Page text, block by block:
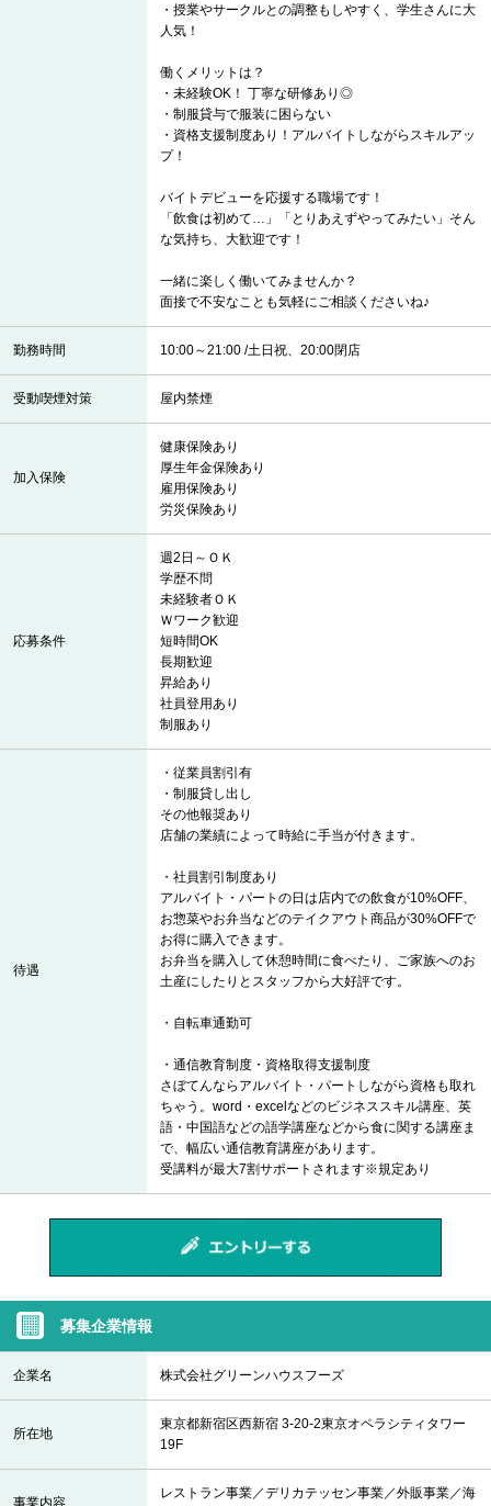
・授業やサークルとの調整もしやすく、学生さんに大
人気！
働くメリットは？
・未経験OK！ 丁寧な研修あり◎
・制服貸与で服装に困らない
・資格支援制度あり！アルバイトしながらスキルアッ
プ！
バイトデビューを応援する職場です！
「飲食は初めて…」「とりあえずやってみたい」そん
な気持ち、大歓迎です！
一緒に楽しく働いてみませんか？
面接で不安なことも気軽にご相談くださいね♪
勤務時間 10:00～21:00 /土日祝、20:00閉店
受動喫煙対策 屋内禁煙
加入保険
健康保険あり
厚生年金保険あり
雇用保険あり
労災保険あり
応募条件
週2日～ＯＫ
学歴不問
未経験者ＯＫ
Ｗワーク歓迎
短時間OK
長期歓迎
昇給あり
社員登用あり
制服あり
待遇
・従業員割引有
・制服貸し出し
その他報奨あり
店舗の業績によって時給に手当が付きます。
・社員割引制度あり
アルバイト・パートの日は店内での飲食が10%OFF、
お惣菜やお弁当などのテイクアウト商品が30%OFFで
お得に購入できます。
お弁当を購入して休憩時間に食べたり、ご家族へのお
土産にしたりとスタッフから大好評です。
・自転車通勤可
・通信教育制度・資格取得支援制度
さぼてんならアルバイト・パートしながら資格も取れ
ちゃう。word・excelなどのビジネススキル講座、英
語・中国語などの語学講座などから食に関する講座ま
で、幅広い通信教育講座があります。
受講料が最大7割サポートされます※規定あり
募集企業情報
企業名 株式会社グリーンハウスフーズ
所在地
東京都新宿区西新宿 3-20-2東京オペラシティタワー
19F
レストラン事業／デリカテッセン事業／外販事業／海